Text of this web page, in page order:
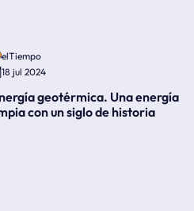
elTiempo
18 jul 2024
geotérmica. Una energía
con un siglo de historia